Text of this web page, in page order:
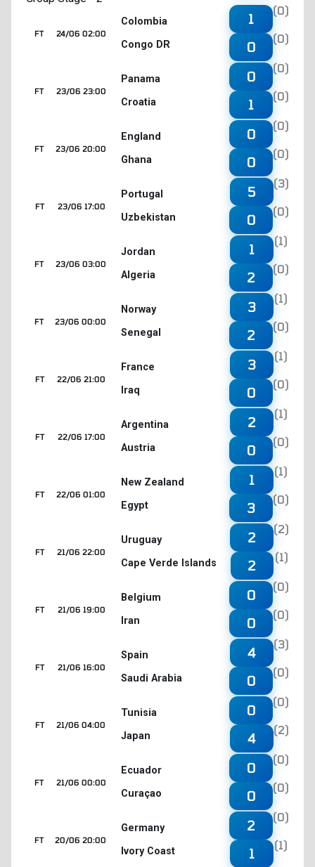
24/06 02:00
FT
Colombia
Congo DR
1
(0)
0
(0)
23/06 23:00
FT
Panama
Croatia
0
(0)
1
(0)
23/06 20:00
FT
England
Ghana
0
(0)
0
(0)
23/06 17:00
FT
Portugal
Uzbekistan
5
(3)
0
(0)
23/06 03:00
FT
Jordan
Algeria
1
(1)
2
(0)
23/06 00:00
FT
Norway
Senegal
3
(1)
2
(0)
22/06 21:00
FT
France
Iraq
3
(1)
0
(0)
22/06 17:00
FT
Argentina
Austria
2
(1)
0
(0)
22/06 01:00
FT
New Zealand
Egypt
1
(1)
3
(0)
21/06 22:00
FT
Uruguay
Cape Verde Islands
2
(2)
2
(1)
21/06 19:00
FT
Belgium
Iran
0
(0)
0
(0)
21/06 16:00
FT
Spain
Saudi Arabia
4
(3)
0
(0)
21/06 04:00
FT
Tunisia
Japan
0
(0)
4
(2)
21/06 00:00
FT
Ecuador
Curaçao
0
(0)
0
(0)
20/06 20:00
FT
Germany
Ivory Coast
2
(0)
1
(1)